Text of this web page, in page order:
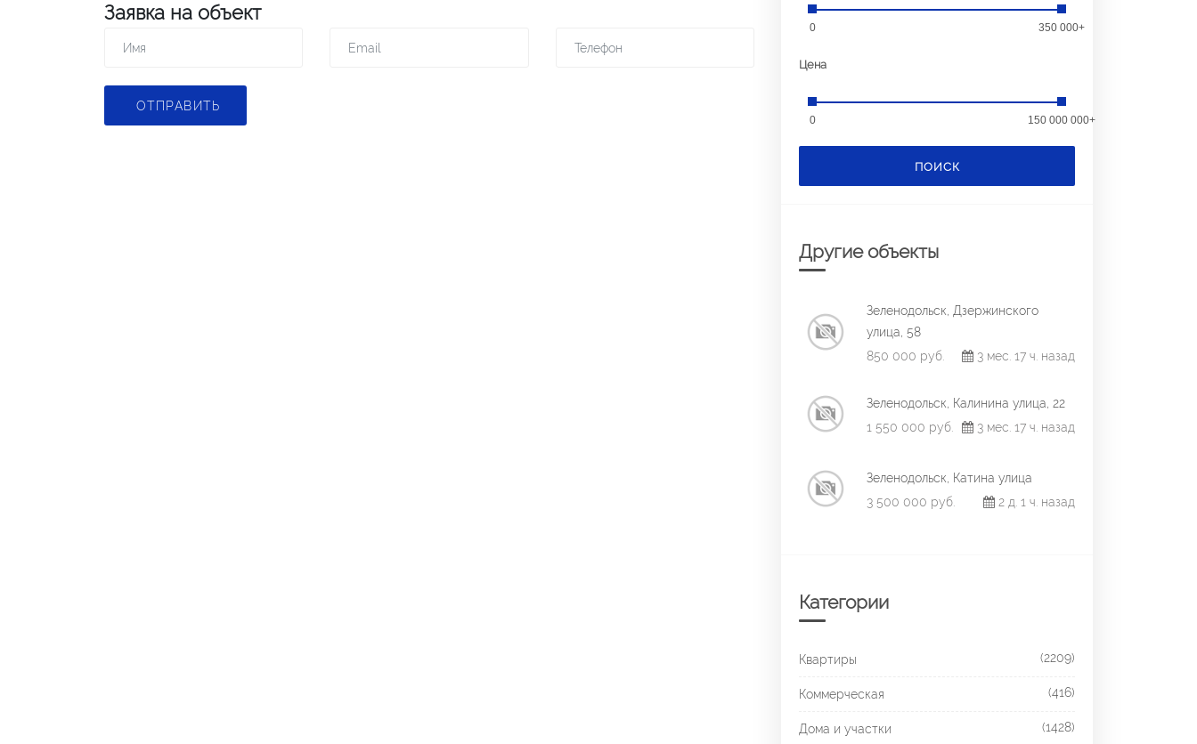
Заявка на объект
ОТПРАВИТЬ
0 350 000+
Цена
0 150 000 000+
ПОИСК
Другие объекты
Зеленодольск, Дзержинского
улица, 58
850 000 руб.
3 мес. 17 ч. назад
Зеленодольск, Калинина улица, 22
1 550 000 руб.
3 мес. 17 ч. назад
Зеленодольск, Катина улица
3 500 000 руб.
2 д. 1 ч. назад
Категории
Квартиры (2209)
Коммерческая (416)
Дома и участки (1428)